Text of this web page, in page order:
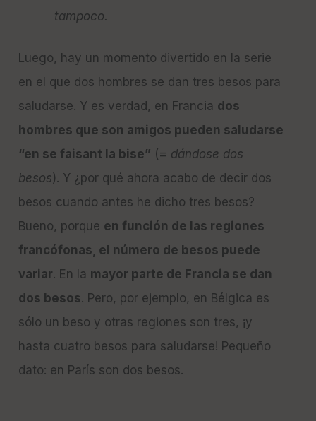
tampoco.
Luego, hay un momento divertido en la serie
en el que dos hombres se dan tres besos para
saludarse. Y es verdad, en Francia dos
hombres que son amigos pueden saludarse
“en se faisant la bise” (= dándose dos
besos). Y ¿por qué ahora acabo de decir dos
besos cuando antes he dicho tres besos?
Bueno, porque en función de las regiones
francófonas, el número de besos puede
variar. En la mayor parte de Francia se dan
dos besos. Pero, por ejemplo, en Bélgica es
sólo un beso y otras regiones son tres, ¡y
hasta cuatro besos para saludarse! Pequeño
dato: en París son dos besos.